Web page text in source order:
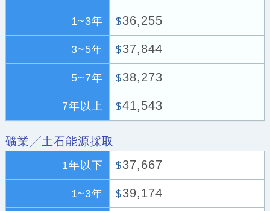
1~3年 $36,255
3~5年 $37,844
5~7年 $38,273
7年以上 $41,543
礦業╱土石能源採取
1年以下 $37,667
1~3年 $39,174